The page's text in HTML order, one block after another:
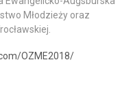
Młodzieży oraz
OZME2018/